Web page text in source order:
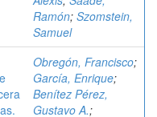
Ramón; Szomstein,
Samuel
Obregón, Francisco;
García, Enrique;
Benítez Pérez,
Gustavo A.;